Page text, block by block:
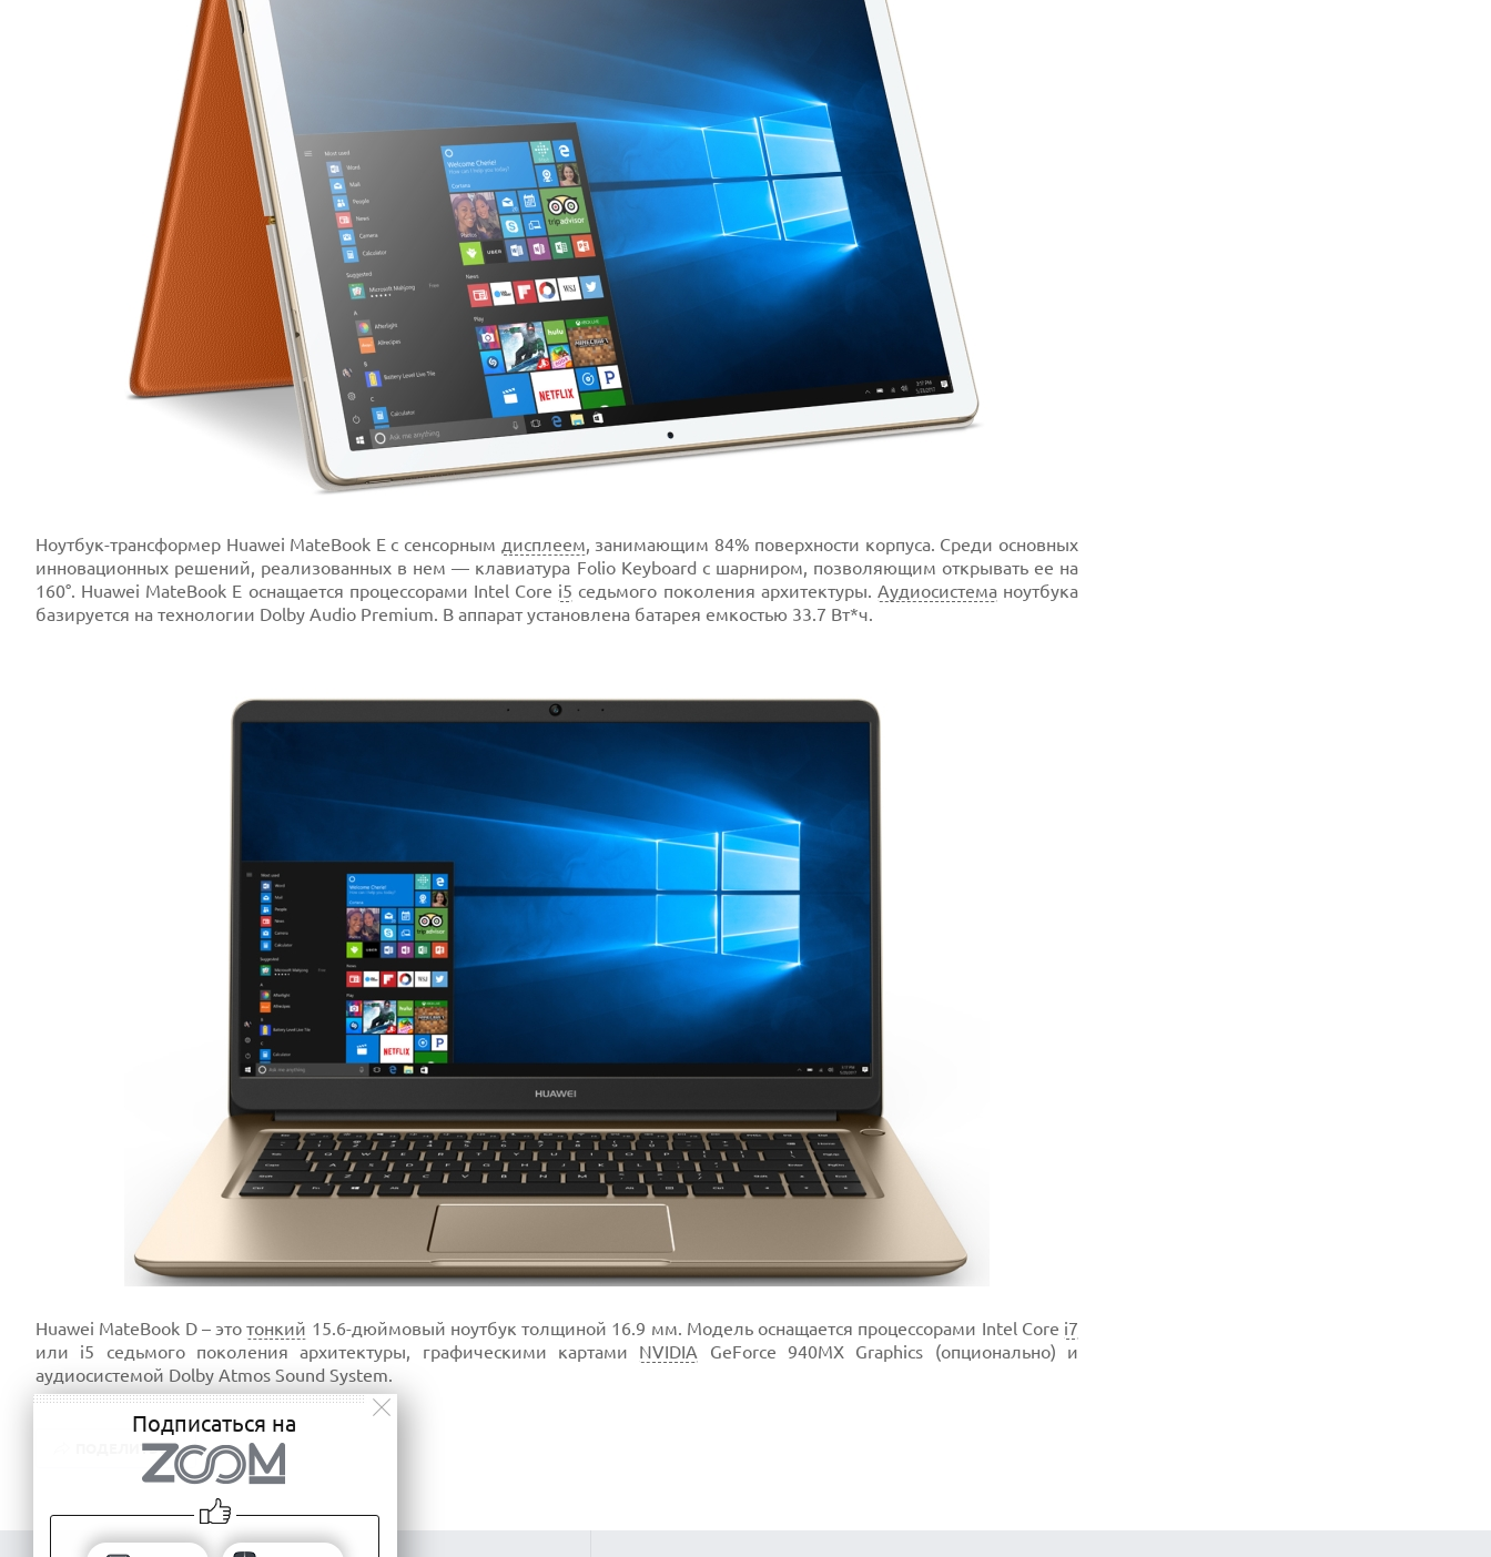
Ноутбук-трансформер Huawei MateBook E с сенсорным дисплеем, занимающим 84% поверхности корпуса. Среди основных
инновационных решений, реализованных в нем — клавиатура Folio Keyboard с шарниром, позволяющим открывать ее на
160°. Huawei MateBook E оснащается процессорами Intel Core i5 седьмого поколения архитектуры. Аудиосистеманоутбука
базируется на технологии Dolby Audio Premium. В аппарат установлена батарея емкостью 33.7 Вт*ч.
Huawei MateBook D – этотонкий 15.6-дюймовый ноутбук толщиной 16.9 мм. Модель оснащается процессорами Intel Core i7
или i5 седьмого поколения архитектуры, графическими картами NVIDIA GeForce 940MX Graphics (опционально) и
аудиосистемой Dolby Atmos Sound System.
ПОДЕЛИТЬСЯ
Подписаться на